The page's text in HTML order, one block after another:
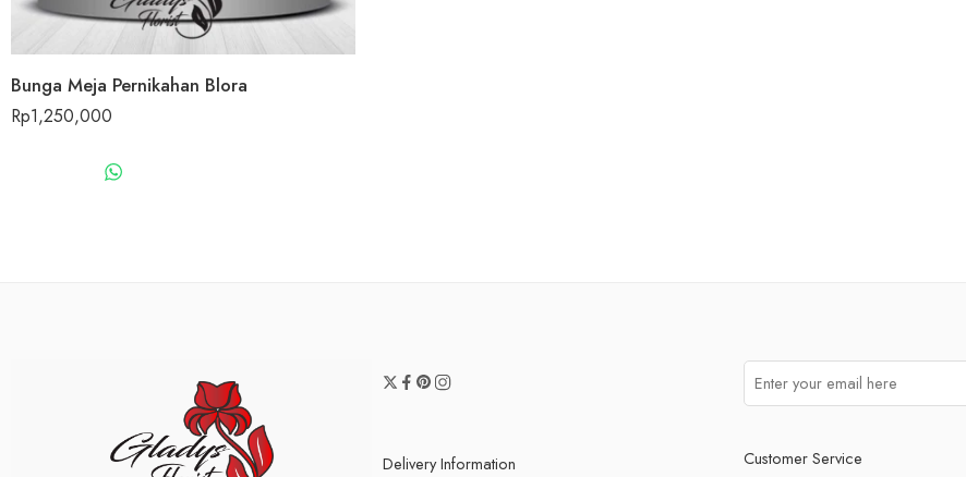
Bunga Meja Pernikahan Blora
Rp1,250,000
Delivery Information
Customer Service